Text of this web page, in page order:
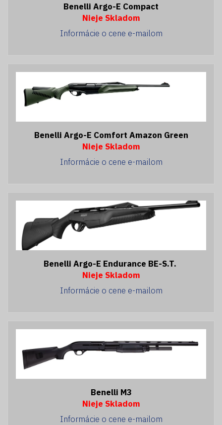
Benelli Argo-E Compact
Nieje Skladom
Informácie o cene e-mailom
Benelli Argo-E Comfort Amazon Green
Nieje Skladom
Informácie o cene e-mailom
Benelli Argo-E Endurance BE-S.T.
Nieje Skladom
Informácie o cene e-mailom
Benelli M3
Nieje Skladom
Informácie o cene e-mailom